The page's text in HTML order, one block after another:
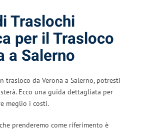
Traslochi
per il Trasloco
a Salerno
trasloco da Verona a Salerno, potresti
Ecco una guida dettagliata per
meglio i costi.
prenderemo come riferimento è